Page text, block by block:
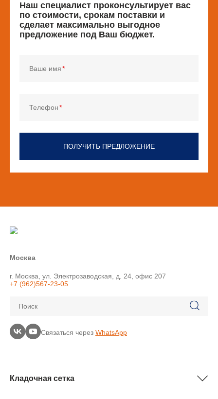
Наш специалист проконсультирует вас
по стоимости, срокам поставки и
сделает максимально выгодное
предложение под Ваш бюджет.
Ваше имя
Телефон
ПОЛУЧИТЬ ПРЕДЛОЖЕНИЕ
Москва
г. Москва, ул. Электрозаводская, д. 24, офис 207
+7 (962)567-23-05
Поиск
Связаться через WhatsApp
Кладочная сетка